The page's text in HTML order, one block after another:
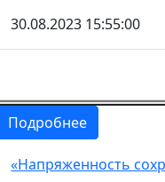
30.08.2023 15:55:00
Подробнее
«Напряженность